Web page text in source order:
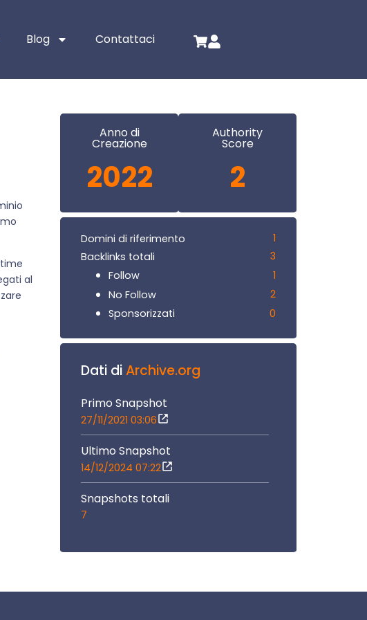
Blog Contattaci
al
Anno di
Creazione
2022
Authority
Score
2
Domini di riferimento
1
Backlinks totali
3
Follow
1
No Follow
2
Sponsorizzati
0
Dati diArchive.org
Primo Snapshot
27/11/2021 03:06
Ultimo Snapshot
14/12/2024 07:22
Snapshots totali
7